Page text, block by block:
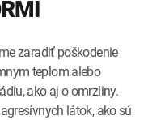
zaradiť poškodenie
teplom alebo
ako aj o omrzliny.
látok, ako sú